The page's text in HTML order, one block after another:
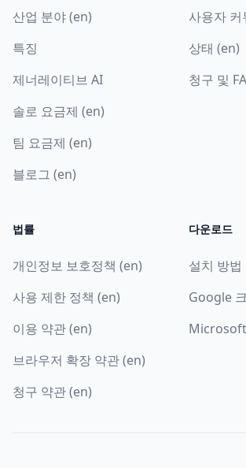
산업 분야 (en)
특징
제너레이티브 AI
솔로 요금제 (en)
팀 요금제 (en)
블로그 (en)
사용자
상태 (en)
청구 및
법률
개인정보 보호정책 (en)
사용 제한 정책 (en)
이용 약관 (en)
브라우저 확장 약관 (en)
청구 약관 (en)
다운로드
설치 방법
Google